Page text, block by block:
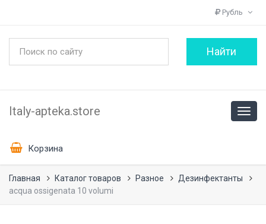
Рубль
Italy-apteka.store
Корзина
Главная Каталог товаров Разное
Дезинфектанты
acqua ossigenata 10 volumi